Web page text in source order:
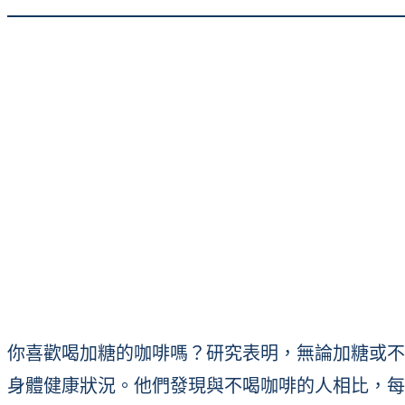
你喜歡喝加糖的咖啡嗎？研究表明，無論加糖或
身體健康狀況。他們發現與不喝咖啡的人相比，